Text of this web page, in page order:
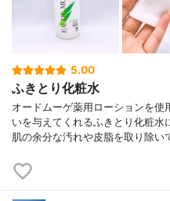
5.00
ふきとり化粧水
オードムーゲ薬用ローションを
いを与えてくれるふきとり化粧水
肌の余分な汚れや皮脂を取り除い